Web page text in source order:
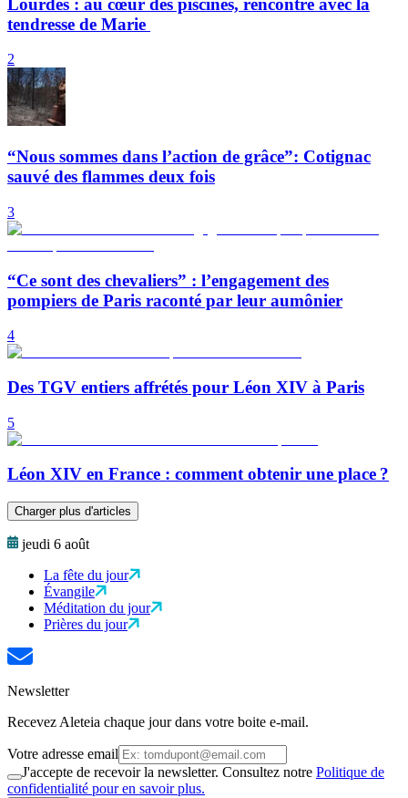
Lourdes : au cœur des piscines, rencontre avec la
tendresse de Marie
2
“Nous sommes dans l’action de grâce”: Cotignac
sauvé des flammes deux fois
3
“Ce sont des chevaliers” : l’engagement des
pompiers de Paris raconté par leur aumônier
4
Des TGV entiers affrétés pour Léon XIV à Paris
5
Léon XIV en France : comment obtenir une place ?
Charger plus d'articles
jeudi 6 août
La fête du jour
Évangile
Méditation du jour
Prières du jour
Newsletter
Recevez Aleteia chaque jour dans votre boite e-mail.
Votre adresse email
J'accepte de recevoir la newsletter. Consultez notre Politique de
confidentialité pour en savoir plus.